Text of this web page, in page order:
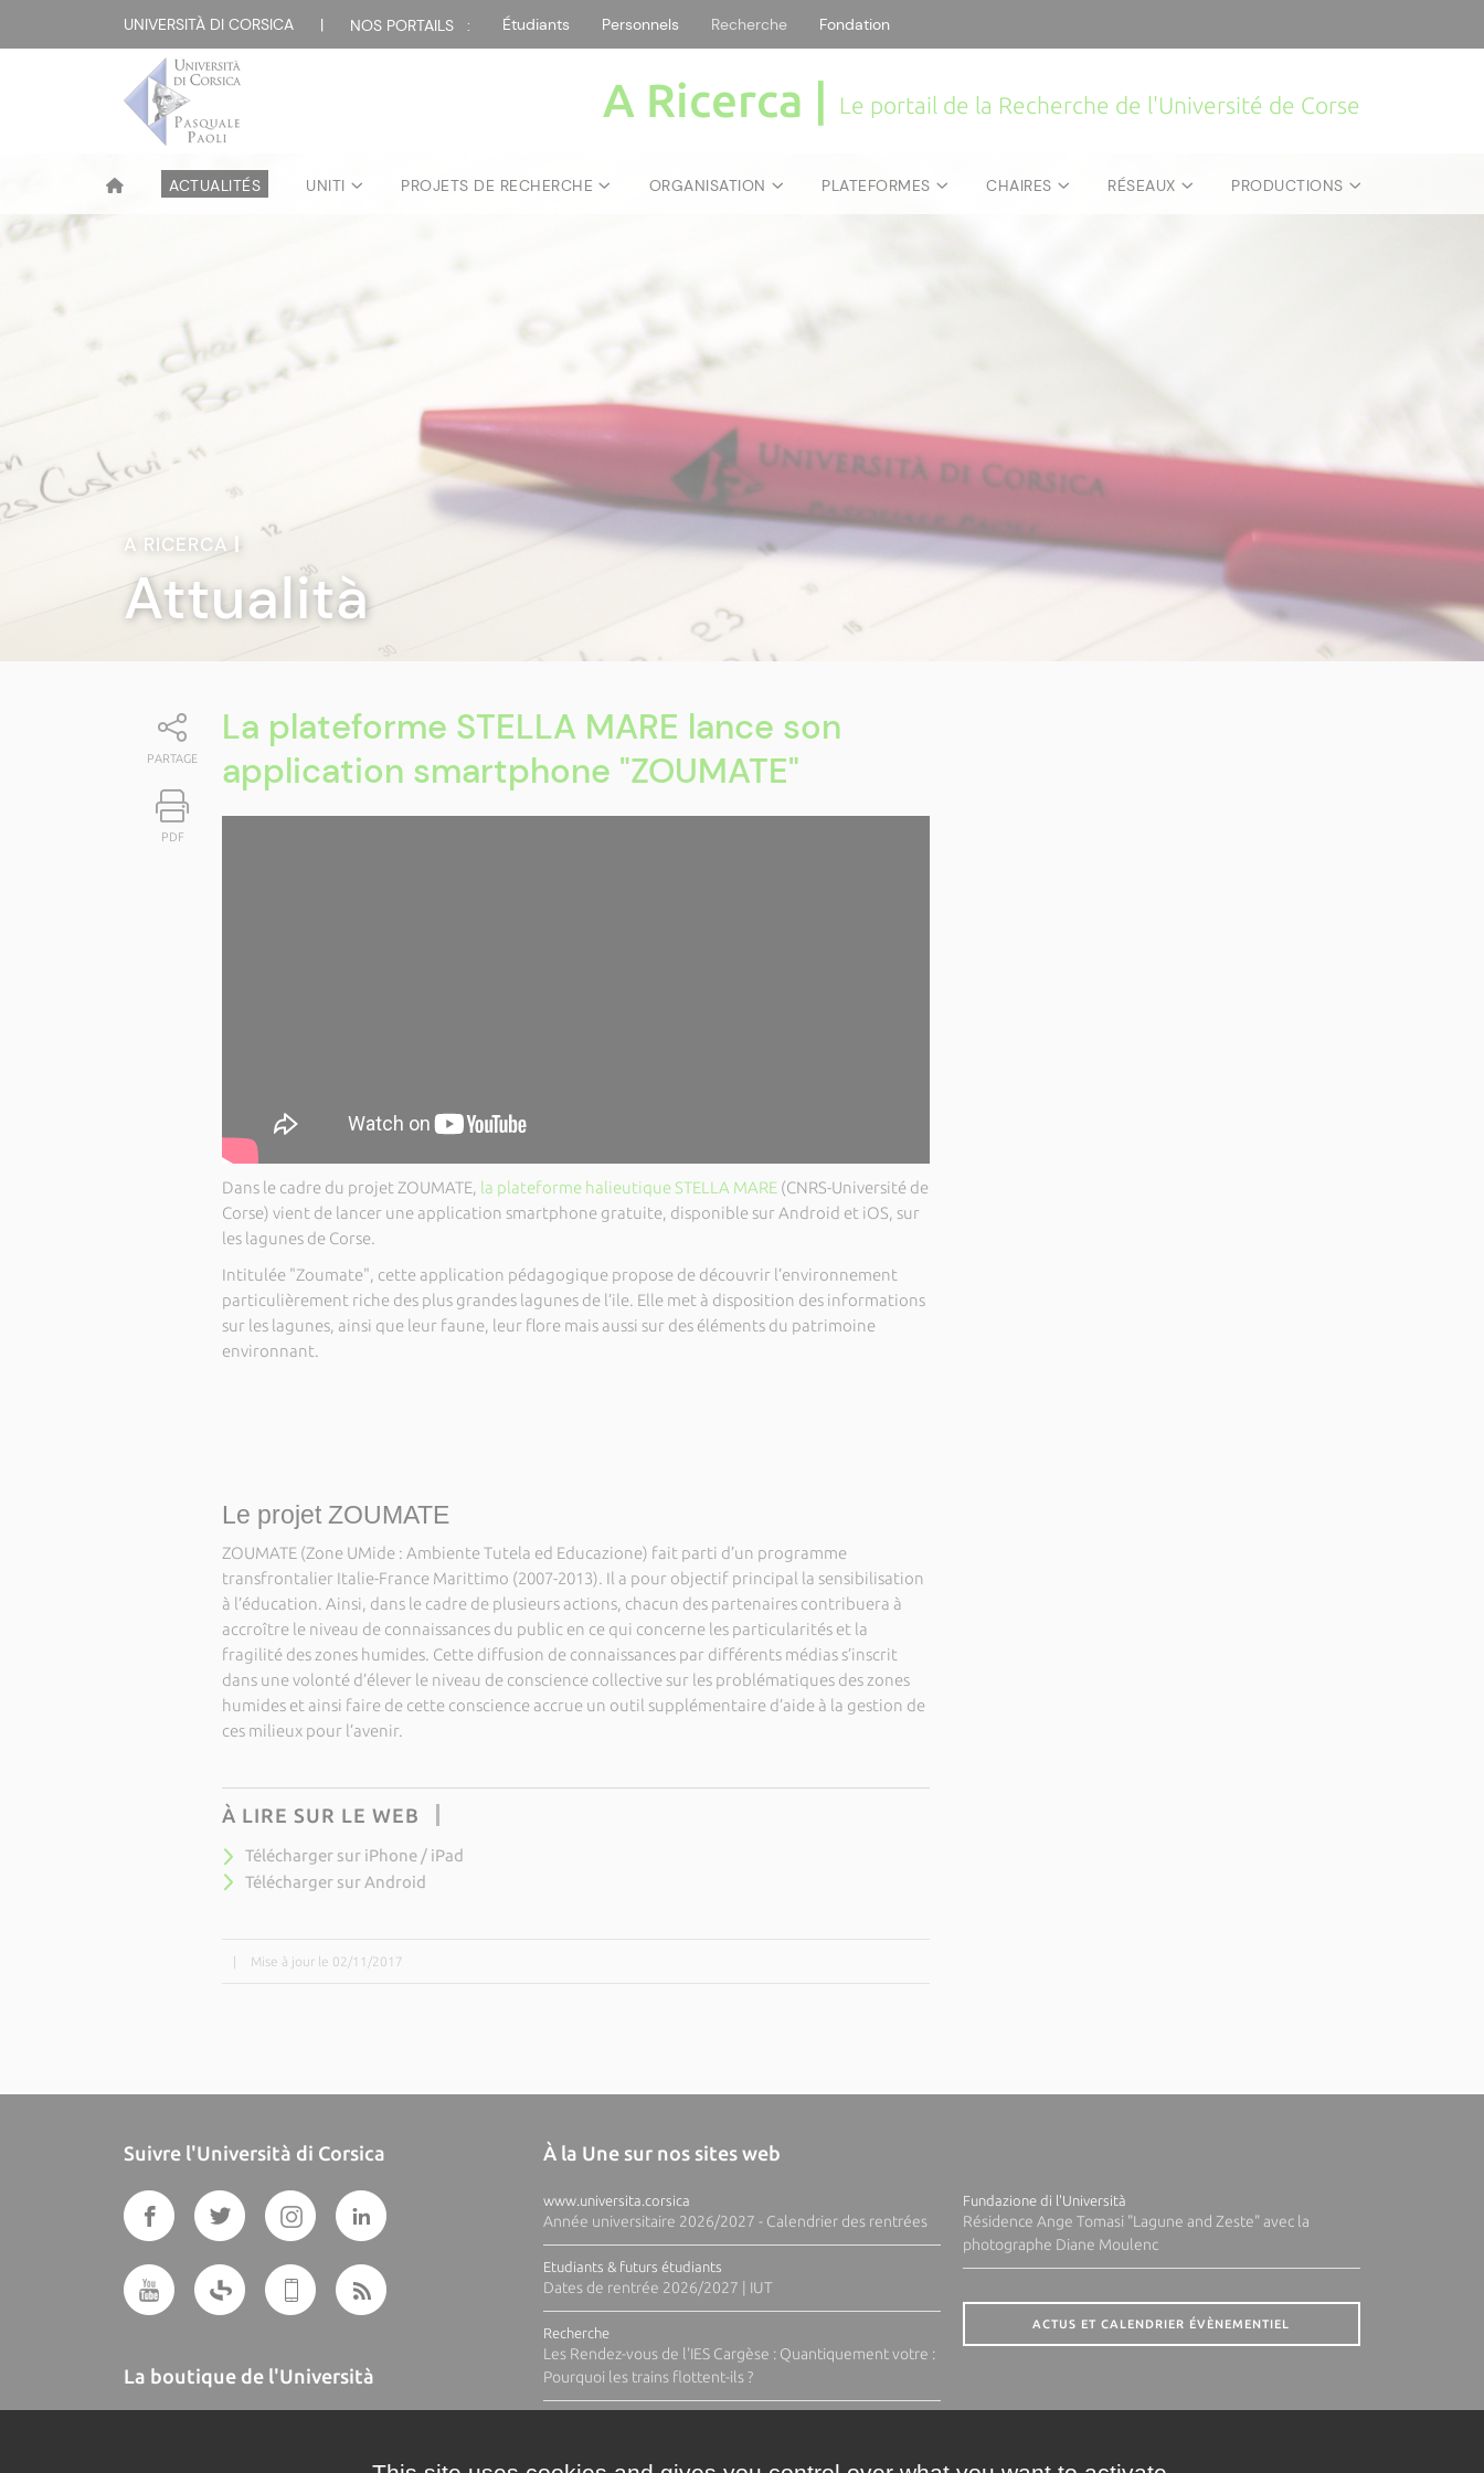
UNIVERSITÀ DI CORSICA | NOS PORTAILS : Étudiants Personnels Recherche Fondation
A Ricerca | Le portail de la Recherche de l'Université de Corse
ACTUALITÉS UNITI PROJETS DE RECHERCHE ORGANISATION PLATEFORMES CHAIRES RÉSEAUX PRODUCTIONS
A RICERCA|
Attualità
PARTAGE
PDF
La plateforme STELLA MARE lance son
application smartphone "ZOUMATE"
Dans le cadre du projet ZOUMATE, la plateforme halieutique STELLA MARE (CNRS-Université de
Corse) vient de lancer une application smartphone gratuite, disponible sur Android et iOS, sur
les lagunes de Corse.
Intitulée "Zoumate", cette application pédagogique propose de découvrir l’environnement
particulièrement riche des plus grandes lagunes de l’ile. Elle met à disposition des informations
sur les lagunes, ainsi que leur faune, leur flore mais aussi sur des éléments du patrimoine
environnant.
Le projet ZOUMATE
ZOUMATE (Zone UMide : Ambiente Tutela ed Educazione) fait parti d’un programme
transfrontalier Italie-France Marittimo (2007-2013). Il a pour objectif principal la sensibilisation
à l’éducation. Ainsi, dans le cadre de plusieurs actions, chacun des partenaires contribuera à
accroître le niveau de connaissances du public en ce qui concerne les particularités et la
fragilité des zones humides. Cette diffusion de connaissances par différents médias s’inscrit
dans une volonté d’élever le niveau de conscience collective sur les problématiques des zones
humides et ainsi faire de cette conscience accrue un outil supplémentaire d’aide à la gestion de
ces milieux pour l’avenir.
À LIRE SUR LE WEB
Télécharger sur iPhone / iPad
Télécharger sur Android
Mise à jour le 02/11/2017
Suivre l'Università di Corsica
La boutique de l'Università
À la Une sur nos sites web
www.universita.corsica
Année universitaire 2026/2027 - Calendrier des rentrées
Etudiants & futurs étudiants
Dates de rentrée 2026/2027 | IUT
Recherche
Les Rendez-vous de l'IES Cargèse : Quantiquement votre :
Pourquoi les trains flottent-ils ?
Fundazione di l'Università
Résidence Ange Tomasi "Lagune and Zeste" avec la
photographe Diane Moulenc
ACTUS ET CALENDRIER ÉVÈNEMENTIEL